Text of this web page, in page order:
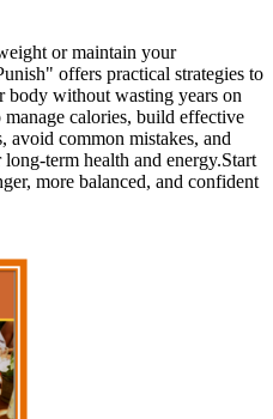
or maintain your
offers practical strategies to
body without wasting years on
calories, build effective
common mistakes, and
term health and energy.Start
more balanced, and confident